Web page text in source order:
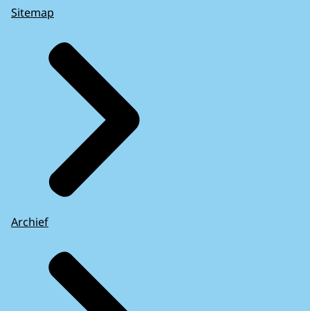
Sitemap
Archief